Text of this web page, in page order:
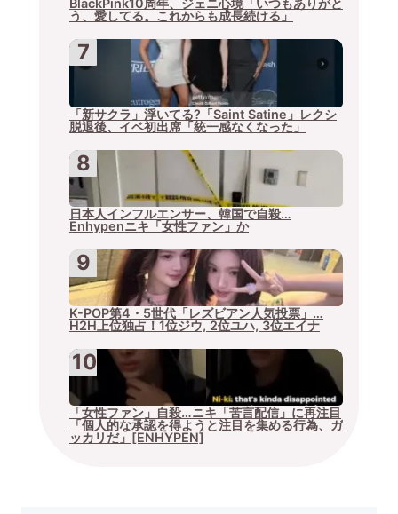
う、愛してる。これからも成長続ける」
「新サクラ」浮いてる?「Saint Satine」レクシ
脱退後、イベ初出席「統一感なくなった」
日本人インフルエンサー、韓国で自殺…
Enhypenニキ「女性ファン」か
K-POP第4・5世代「レズビアン人気投票」…
H2H上位独占！1位ジウ, 2位ユハ, 3位エイナ
「女性ファン」自殺…ニキ「苦言配信」に再注目
「個人的な承認を得ようと注目を集める行為、ガ
ッカリだ」[ENHYPEN]